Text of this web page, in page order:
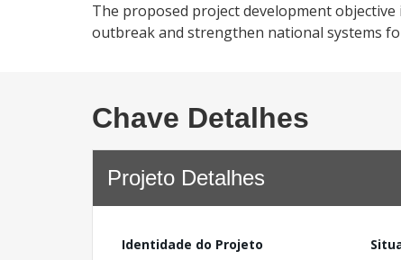
The proposed project development
outbreak and strengthen national systems
Chave Detalhes
Projeto Detalhes
Identidade do Projeto